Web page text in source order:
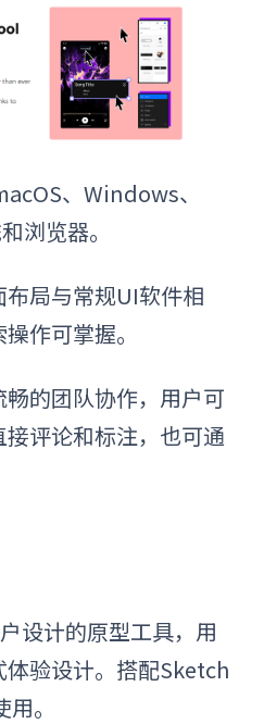
、Windows、
浏览器。
布局与常规UI软件相
作可掌握。
畅的团队协作，用户可
评论和标注，也可通
设计的原型工具，用
验设计。搭配Sketch
。